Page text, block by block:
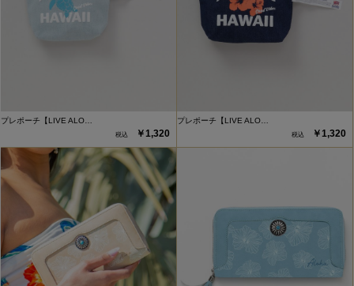
プレポーチ【LIVE ALO…
￥1,320
プレポーチ【LIVE ALO…
￥1,320